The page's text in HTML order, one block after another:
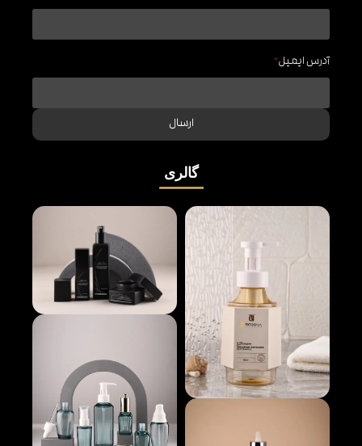
گالری
آدرس ایمیل*
ارسال